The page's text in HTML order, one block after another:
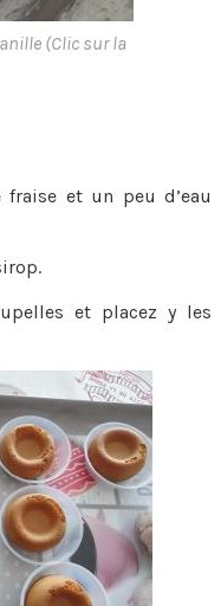
(Clic sur la
et un peu d’eau
et placez y les